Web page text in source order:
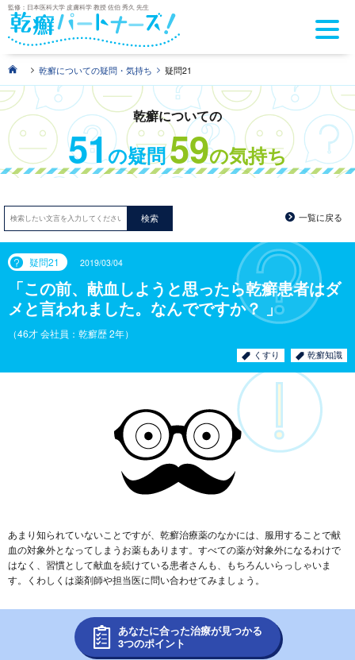
監修：日本医科大学 皮膚科学 教授 佐伯 秀久 先生
> 乾癬についての疑問・気持ち > 疑問21
乾癬についての
51の疑問59の気持ち
検索 一覧に戻る
疑問21 2019/03/04
この前、献血しようと思ったら乾癬患者はダ
メと言われました。なんでですか？
（46才 会社員：乾癬歴 2年）
くすり 乾癬知識
あまり知られていないことですが、乾癬治療薬のなかには、服用することで献
血の対象外となってしまうお薬もあります。すべての薬が対象外になるわけで
はなく、習慣として献血を続けている患者さんも、もちろんいらっしゃいま
す。くわしくは薬剤師や担当医に問い合わせてみましょう。
あなたに合った治療が見つかる
3つのポイント